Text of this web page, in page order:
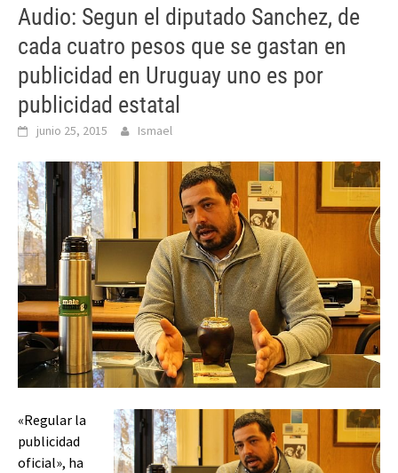
Audio: Segun el diputado Sanchez, de
cada cuatro pesos que se gastan en
publicidad en Uruguay uno es por
publicidad estatal
junio 25, 2015 Ismael
«Regular la
publicidad
oficial», ha